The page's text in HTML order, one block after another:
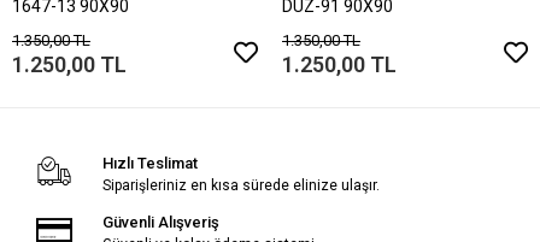
1647-13 90X90
1.350,00 TL
1.250,00 TL
DÜZ-91 90X90
1.350,00 TL
1.250,00 TL
Hızlı Teslimat
Siparişleriniz en kısa sürede elinize ulaşır.
Güvenli Alışveriş